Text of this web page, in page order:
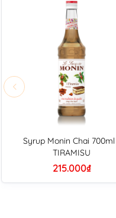
Syrup Monin Chai
TIRAMISU
215.000₫